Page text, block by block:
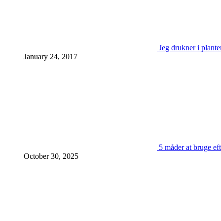
Jeg drukner i
January 24, 2017
5 måder at bruge
October 30, 2025